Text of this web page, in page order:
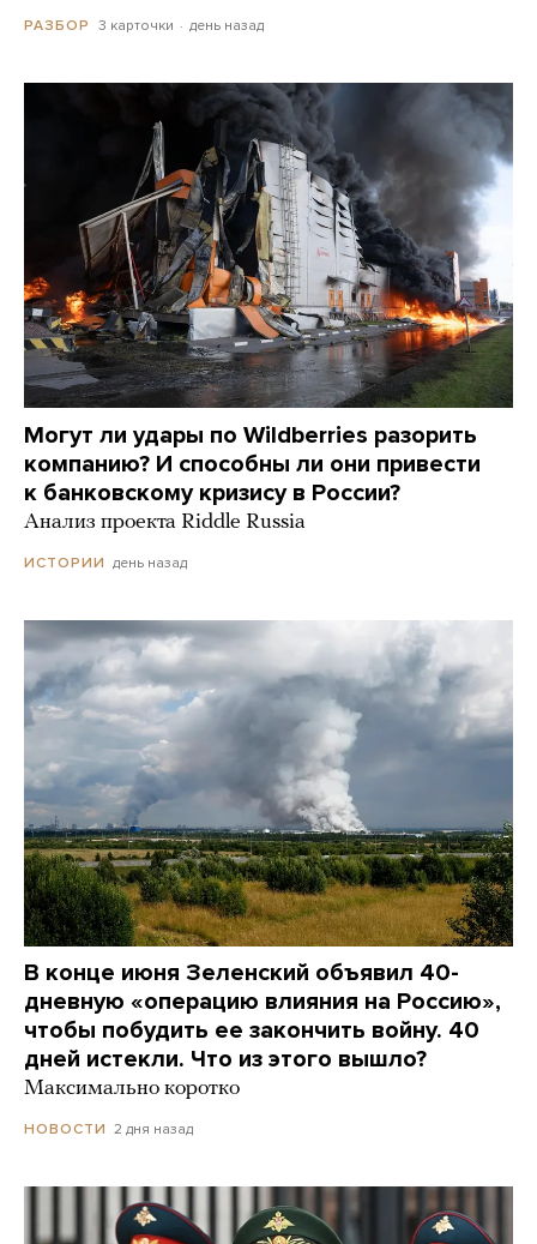
РАЗБОР 3 карточки день назад
Могут ли удары по Wildberries разорить
компанию? И способны ли они привести
к банковскому кризису в России?
Анализ проекта Riddle Russia
ИСТОРИИ день назад
В конце июня Зеленский объявил 40-
дневную «операцию влияния на Россию»,
чтобы побудить ее закончить войну. 40
дней истекли. Что из этого вышло?
Максимально коротко
НОВОСТИ 2 дня назад